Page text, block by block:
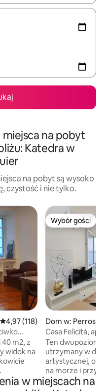
na pobyt
Katedra w
na pobyt są wysoko
czystość i nie tylko.
gości
Średnia ocena: 4,97 na 5, liczba
4,97 (118)
m2, z
widok na
Wybór gości
Wybór gości
Dom w: Perros-
Casa Felicitá,
dwupoziomowy z
morze
Ten
utrzymany w
artystycznej,
na morze i
do plaży. Dzięki dwóm luksusowym
w miejscach na